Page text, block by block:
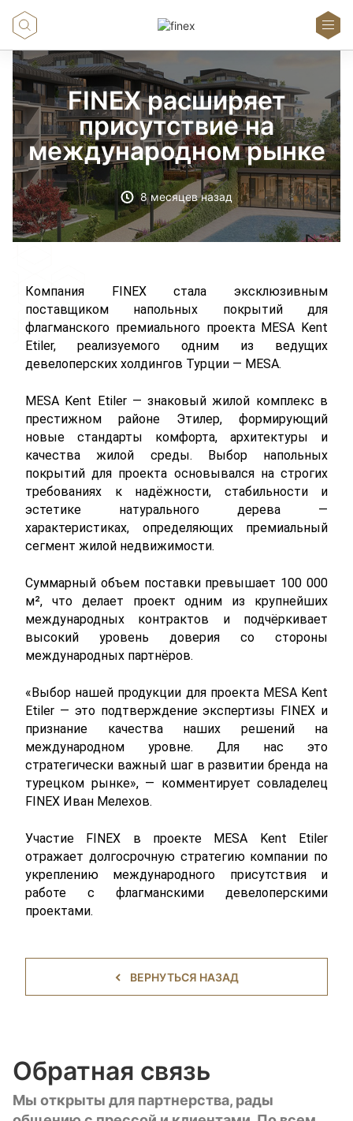
FINEX расширяет
присутствие на
международном рынке
8 месяцев назад
Компания FINEX стала эксклюзивным
поставщиком напольных покрытий для
флагманского премиального проекта MESA Kent
Etiler, реализуемого одним из ведущих
девелоперских холдингов Турции — MESA.
MESA Kent Etiler — знаковый жилой комплекс в
престижном районе Этилер, формирующий
новые стандарты комфорта, архитектуры и
качества жилой среды. Выбор напольных
покрытий для проекта основывался на строгих
требованиях к надёжности, стабильности и
эстетике натурального дерева —
характеристиках, определяющих премиальный
сегмент жилой недвижимости.
Суммарный объем поставки превышает 100 000
м², что делает проект одним из крупнейших
международных контрактов и подчёркивает
высокий уровень доверия со стороны
международных партнёров.
«Выбор нашей продукции для проекта MESA Kent
Etiler — это подтверждение экспертизы FINEX и
признание качества наших решений на
международном уровне. Для нас это
стратегически важный шаг в развитии бренда на
турецком рынке», — комментирует совладелец
FINEX Иван Мелехов.
Участие FINEX в проекте MESA Kent Etiler
отражает долгосрочную стратегию компании по
укреплению международного присутствия и
работе с флагманскими девелоперскими
проектами.
ВЕРНУТЬСЯ НАЗАД
Обратная связь
Мы открыты для партнерства, рады